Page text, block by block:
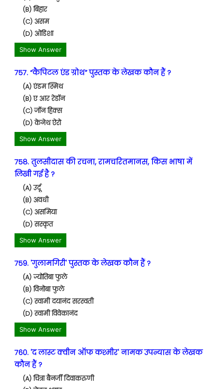
(B) बिहार
(C) असम
(D) ओडिशा
Show Answer
757. “कैपिटल एंड ग्रोथ” पुस्तक के लेखक कौन हैं ?
(A) एंडम स्मिथ
(B) ए आर रेडॉन
(C) जॉन हिक्स
(D) केनेथ ऐरो
Show Answer
758. तुलसीदास की रचना, रामचरितमानस, किस भाषा में
लिखी गई है ?
(A) उर्दू
(B) अवधी
(C) असमिया
(D) सस्कृत
Show Answer
759. 'गुलामगिरी' पुस्तक के लेखक कौन हैं ?
(A) ज्योतिबा फुले
(B) विनोबा फुले
(C) स्वामी दयानंद सरस्वती
(D) स्वामी विवेकानंद
Show Answer
760. 'द लास्ट क्वीन ऑफ कश्मीर' नामक उपन्यास के लेखक
कौन हैं ?
(A) चित्रा बैनर्जी दिवाकरुणी